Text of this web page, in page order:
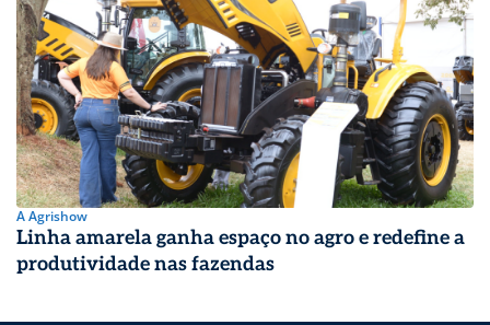
A Agrishow
Linha amarela ganha espaço no agro e redefine a
produtividade nas fazendas